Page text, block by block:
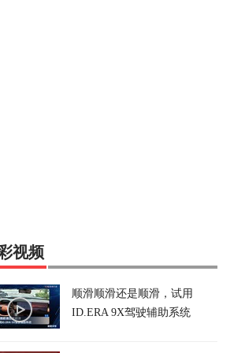
视频
顺滑顺滑还是顺滑，试用
ID.ERA 9X驾驶辅助系统